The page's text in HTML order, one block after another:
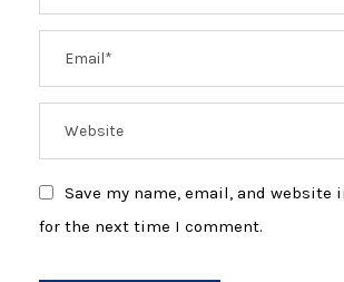
Save my name, email, and website
for the next time I comment.